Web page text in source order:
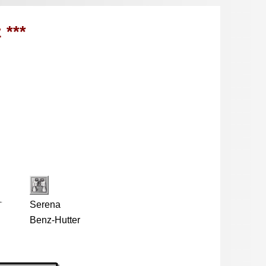
***
Serena
Benz-Hutter